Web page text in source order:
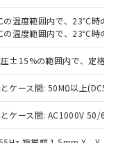
温度範囲内で、23℃時の
温度範囲内で、23℃時の
圧±15%の範囲内で、定格
ケース間: 50MΩ以上
ケース間: AC1000V 50/
器事業取扱
標準価格
くもので
の中には、
商品もある
会結果は、
の社内デー
10物質）の
は確認中の
物で、有
部品として
場合などや
す。
国RoHSの
す。
国RoHSの
部門へお問
うち、外国
める商品
う）を輸出